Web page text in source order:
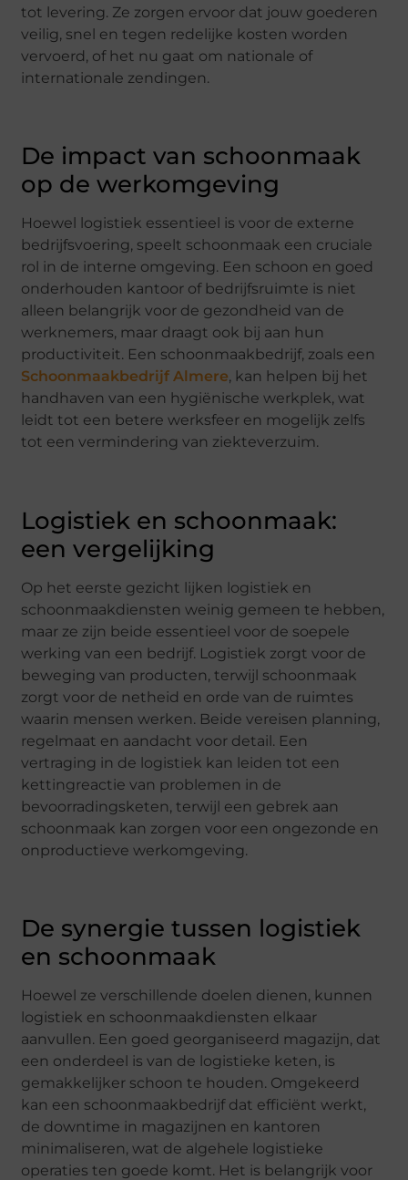
tot levering. Ze zorgen ervoor dat jouw goederen
veilig, snel en tegen redelijke kosten worden
vervoerd, of het nu gaat om nationale of
internationale zendingen.
De impact van schoonmaak
op de werkomgeving
Hoewel logistiek essentieel is voor de externe
bedrijfsvoering, speelt schoonmaak een cruciale
rol in de interne omgeving. Een schoon en goed
onderhouden kantoor of bedrijfsruimte is niet
alleen belangrijk voor de gezondheid van de
werknemers, maar draagt ook bij aan hun
productiviteit. Een schoonmaakbedrijf, zoals een
Schoonmaakbedrijf Almere, kan helpen bij het
handhaven van een hygiënische werkplek, wat
leidt tot een betere werksfeer en mogelijk zelfs
tot een vermindering van ziekteverzuim.
Logistiek en schoonmaak:
een vergelijking
Op het eerste gezicht lijken logistiek en
schoonmaakdiensten weinig gemeen te hebben,
maar ze zijn beide essentieel voor de soepele
werking van een bedrijf. Logistiek zorgt voor de
beweging van producten, terwijl schoonmaak
zorgt voor de netheid en orde van de ruimtes
waarin mensen werken. Beide vereisen planning,
regelmaat en aandacht voor detail. Een
vertraging in de logistiek kan leiden tot een
kettingreactie van problemen in de
bevoorradingsketen, terwijl een gebrek aan
schoonmaak kan zorgen voor een ongezonde en
onproductieve werkomgeving.
De synergie tussen logistiek
en schoonmaak
Hoewel ze verschillende doelen dienen, kunnen
logistiek en schoonmaakdiensten elkaar
aanvullen. Een goed georganiseerd magazijn, dat
een onderdeel is van de logistieke keten, is
gemakkelijker schoon te houden. Omgekeerd
kan een schoonmaakbedrijf dat efficiënt werkt,
de downtime in magazijnen en kantoren
minimaliseren, wat de algehele logistieke
operaties ten goede komt. Het is belangrijk voor